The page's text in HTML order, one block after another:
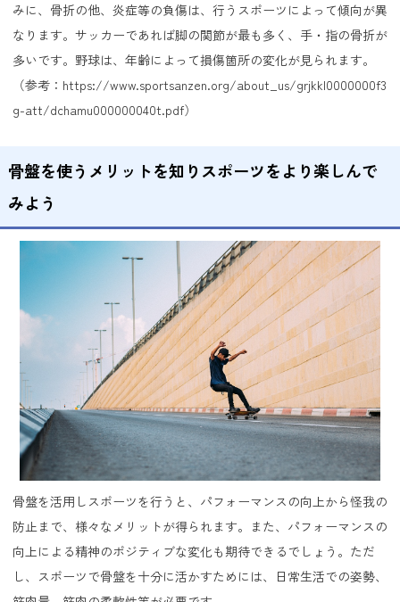
みに、骨折の他、炎症等の負傷は、行うスポーツによって傾向が異
なります。サッカーであれば脚の関節が最も多く、手・指の骨折が
多いです。野球は、年齢によって損傷箇所の変化が見られます。
（参考： https://www.sportsanzen.org/about_us/grjkkl0000000f3
g-att/dchamu000000040t.pdf）
骨盤を使うメリットを知りスポーツをより楽しんで
みよう
骨盤を活用しスポーツを行うと、パフォーマンスの向上から怪我の
防止まで、様々なメリットが得られます。また、パフォーマンスの
向上による精神のポジティブな変化も期待できるでしょう。ただ
し、スポーツで骨盤を十分に活かすためには、日常生活での姿勢、